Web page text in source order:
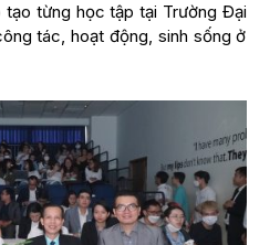
từng học tập tại Trường Đại
tác, hoạt động, sinh sống ở